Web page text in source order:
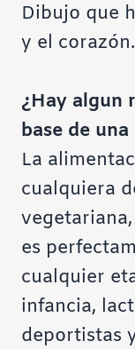
Dibujo que
y el corazón.
¿Hay algun
base de
La
cualquiera
es
cualquier
infancia,
deportistas